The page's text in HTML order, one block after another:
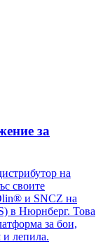
за
на
своите
и SNCZ на
в Нюрнберг. Това
за бои,
и лепила.